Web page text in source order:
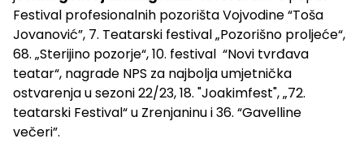
Festival profesionalnih pozorišta Vojvodine “Toša
Jovanović”, 7. Teatarski festival „Pozorišno proljeće“,
68. „Sterijino pozorje“, 10. festival “Novi tvrđava
teatar“, nagrade NPS za najbolja umjetnička
ostvarenja u sezoni 22/23, 18. "Joakimfest", „72.
teatarski Festival“ u Zrenjaninu i 36. “Gavelline
večeri”.